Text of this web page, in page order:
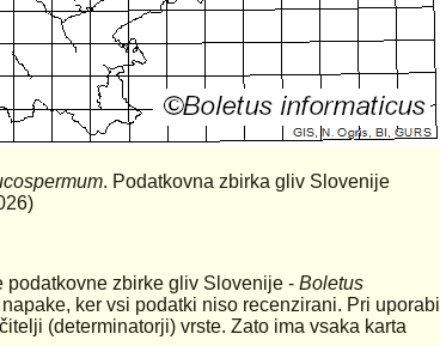
. Podatkovna zbirka gliv Slovenije
podatkovne zbirke gliv Slovenije - Boletus
ker vsi podatki niso recenzirani. Pri uporabi
(determinatorji) vrste. Zato ima vsaka karta